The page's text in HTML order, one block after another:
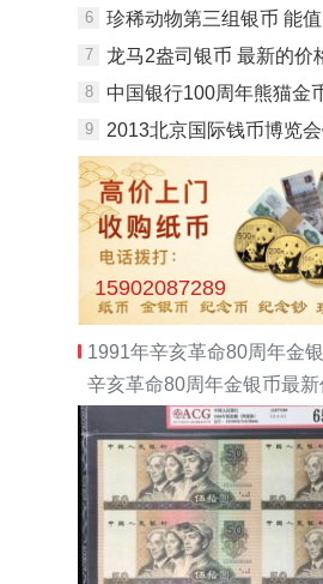
6 珍稀动物第三组银币 能
7 龙马2盎司银币 最新的价
8 中国银行100周年熊猫金币1/4盎
9 2013北京国际钱币博览会银币 高
15902087289
1991年辛亥革命80周年金
辛亥革命80周年金银币最新